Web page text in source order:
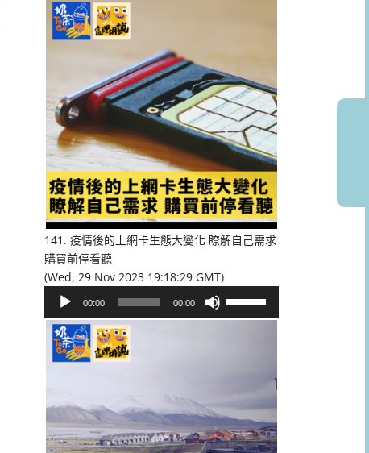
播
放
鍵
以
提
高
或
降
低
音
量。
141. 疫情後的上網卡生態大變化 瞭解自己需求
購買前停看聽
(Wed, 29 Nov 2023 19:18:29 GMT)
播
放
00:00 00:00
以
提